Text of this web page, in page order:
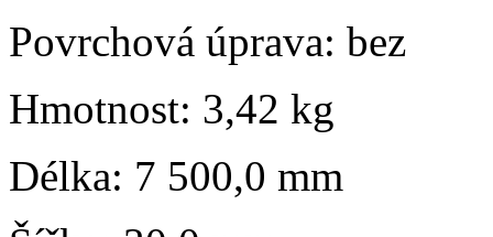
Povrchová úprava: bez
Hmotnost: 3,42 kg
Délka: 7 500,0 mm